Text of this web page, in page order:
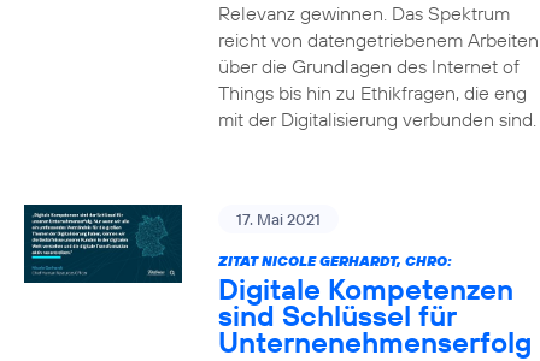
Relevanz gewinnen. Das Spektrum
reicht von datengetriebenem Arbeiten
über die Grundlagen des Internet of
Things bis hin zu Ethikfragen, die eng
mit der Digitalisierung verbunden sind.
17. Mai 2021
ZITAT NICOLE GERHARDT, CHRO:
Digitale Kompetenzen
sind Schlüssel für
Unternenehmenserfolg